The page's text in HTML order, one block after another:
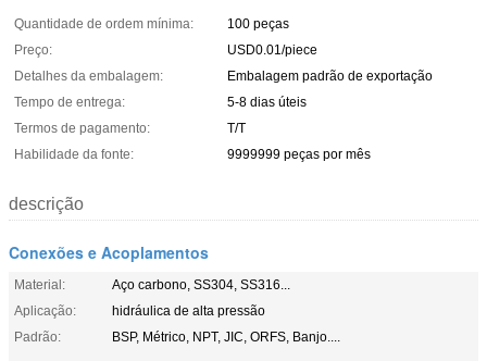
Quantidade de ordem mínima:
100 peças
Preço:
USD0.01/piece
Detalhes da embalagem:
Embalagem padrão de exportação
Tempo de entrega:
5-8 dias úteis
Termos de pagamento:
T/T
Habilidade da fonte:
9999999 peças por mês
descrição
Conexões e Acoplamentos
Material:
Aço carbono, SS304, SS316...
Aplicação:
hidráulica de alta pressão
Padrão:
BSP, Métrico, NPT, JIC, ORFS, Banjo....